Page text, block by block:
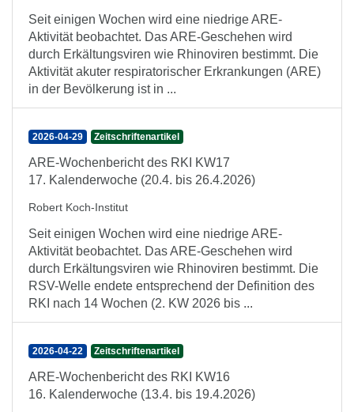
Seit einigen Wochen wird eine niedrige ARE-
Aktivität beobachtet. Das ARE-Geschehen wird
durch Erkältungsviren wie Rhinoviren bestimmt. Die
Aktivität akuter respiratorischer Erkrankungen (ARE)
in der Bevölkerung ist in ...
2026-04-29 Zeitschriftenartikel
ARE-Wochenbericht des RKI KW17
17. Kalenderwoche (20.4. bis 26.4.2026)
Robert Koch-Institut
Seit einigen Wochen wird eine niedrige ARE-
Aktivität beobachtet. Das ARE-Geschehen wird
durch Erkältungsviren wie Rhinoviren bestimmt. Die
RSV-Welle endete entsprechend der Definition des
RKI nach 14 Wochen (2. KW 2026 bis ...
2026-04-22 Zeitschriftenartikel
ARE-Wochenbericht des RKI KW16
16. Kalenderwoche (13.4. bis 19.4.2026)